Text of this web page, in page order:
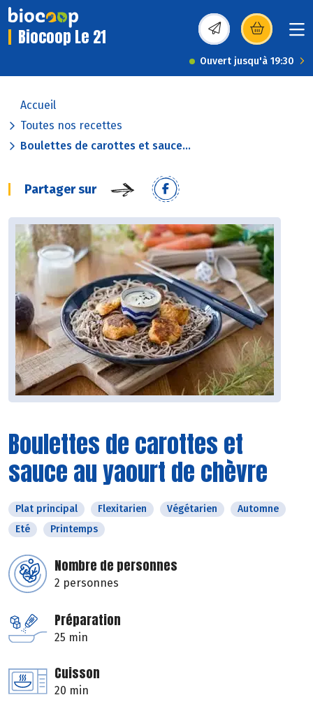
Biocoop Le 21 (s’ouvre dans une
Ouvert jusqu'à 19:30
Accueil
Toutes nos recettes
Boulettes de carottes et sauce...
Partager sur
Boulettes de carottes et
sauce au yaourt de chèvre
Plat principal Flexitarien Végétarien
Automne
Eté
Printemps
Nombre de personnes
2 personnes
Préparation
25 min
Cuisson
20 min